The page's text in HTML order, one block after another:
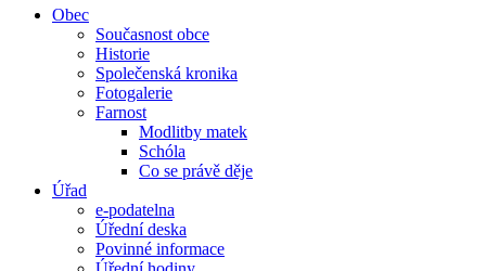
Obec
Současnost obce
Historie
Společenská kronika
Fotogalerie
Farnost
Modlitby matek
Schóla
Co se právě děje
Úřad
e-podatelna
Úřední deska
Povinné informace